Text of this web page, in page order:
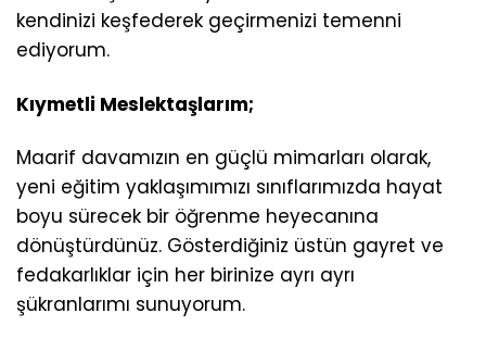
kendinizi keşfederek geçirmenizi temenni
ediyorum.
Kıymetli Meslektaşlarım;
Maarif davamızın en güçlü mimarları olarak,
yeni eğitim yaklaşımımızı sınıflarımızda hayat
boyu sürecek bir öğrenme heyecanına
dönüştürdünüz. Gösterdiğiniz üstün gayret ve
fedakarlıklar için her birinize ayrı ayrı
şükranlarımı sunuyorum.